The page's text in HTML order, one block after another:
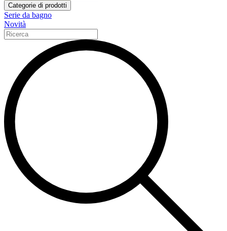
Categorie di prodotti
Serie da bagno
Novità